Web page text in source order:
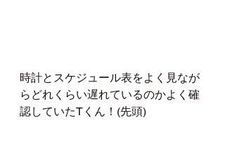
時計とスケジュール表をよく見なが
らどれくらい遅れているのかよく確
認していたTくん！(先頭)